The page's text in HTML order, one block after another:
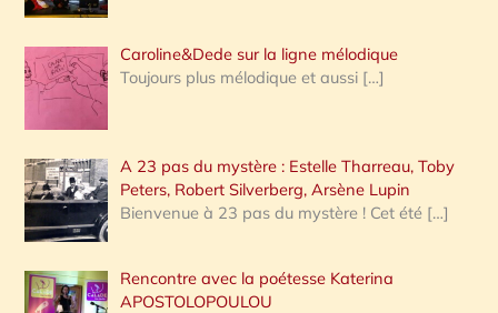
Caroline&Dede sur la ligne mélodique
Toujours plus mélodique et aussi […]
A 23 pas du mystère : Estelle Tharreau, Toby
Peters, Robert Silverberg, Arsène Lupin
Bienvenue à 23 pas du mystère ! Cet été […]
Rencontre avec la poétesse Katerina
APOSTOLOPOULOU